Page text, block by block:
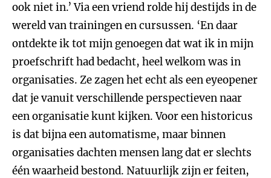
ook niet in.’ Via een vriend rolde hij destijds in de
wereld van trainingen en cursussen. ‘En daar
ontdekte ik tot mijn genoegen dat wat ik in mijn
proefschrift had bedacht, heel welkom was in
organisaties. Ze zagen het echt als een eyeopener
dat je vanuit verschillende perspectieven naar
een organisatie kunt kijken. Voor een historicus
is dat bijna een automatisme, maar binnen
organisaties dachten mensen lang dat er slechts
één waarheid bestond. Natuurlijk zijn er feiten,